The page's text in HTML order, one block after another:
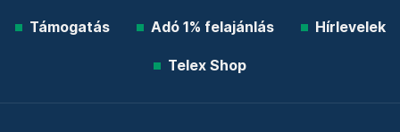
Támogatás Adó 1% felajánlás Hírlevelek
Telex Shop